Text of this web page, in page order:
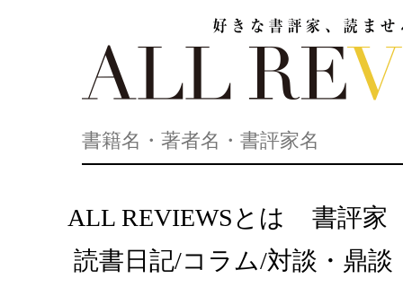
ALL REVIEWSとは
書評家
読書日記/コラム/対談・鼎談